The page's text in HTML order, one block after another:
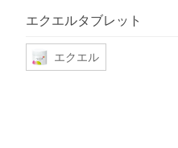
エクエルタブレット
エクエル